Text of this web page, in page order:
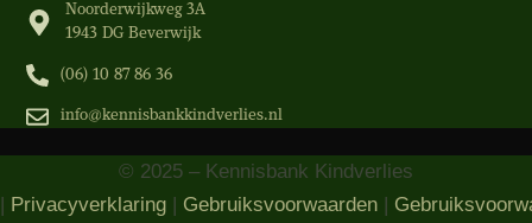
Noorderwijkweg 3A
1943 DG Beverwijk
(06) 10 87 86 36‬
info@kennisbankkindverlies.nl
© 2025 – Kennisbank Kindverlies
| Privacyverklaring | Gebruiksvoorwaarden |